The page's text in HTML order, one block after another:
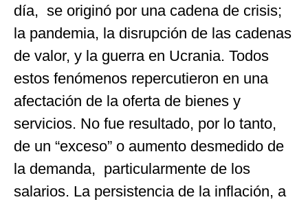
día, se originó por una cadena de crisis;
la pandemia, la disrupción de las cadenas
de valor, y la guerra en Ucrania. Todos
estos fenómenos repercutieron en una
afectación de la oferta de bienes y
servicios. No fue resultado, por lo tanto,
de un “exceso” o aumento desmedido de
la demanda, particularmente de los
salarios. La persistencia de la inflación, a